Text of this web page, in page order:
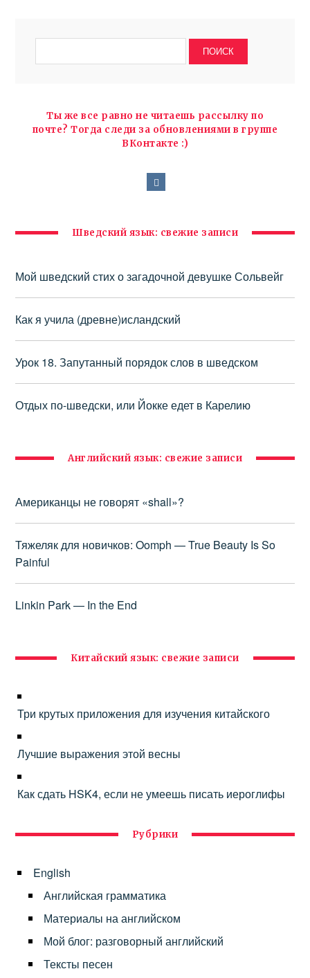
Ты же все равно не читаешь рассылку по
почте? Тогда следи за обновлениями в группе
ВКонтакте :)
Шведский язык: свежие записи
Мой шведский стих о загадочной девушке Сольвейг
Как я учила (древне)исландский
Урок 18. Запутанный порядок слов в шведском
Отдых по-шведски, или Йокке едет в Карелию
Английский язык: свежие записи
Американцы не говорят «shall»?
Тяжеляк для новичков: Oomph — True Beauty Is So
Painful
Linkin Park — In the End
Китайский язык: свежие записи
Три крутых приложения для изучения китайского
Лучшие выражения этой весны
Как сдать HSK4, если не умеешь писать иероглифы
Рубрики
English
Английская грамматика
Материалы на английском
Мой блог: разговорный английский
Тексты песен